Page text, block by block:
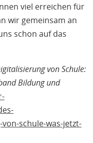
viel erreichen für
wir gemeinsam an
schon auf das
von Schule:
Bildung und
schule-was-jetzt-